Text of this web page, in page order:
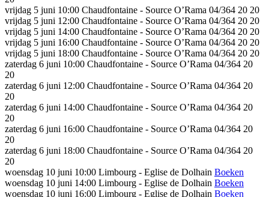
vrijdag 5 juni 10:00 Chaudfontaine - Source O’Rama 04/364 20 20
vrijdag 5 juni 12:00 Chaudfontaine - Source O’Rama 04/364 20 20
vrijdag 5 juni 14:00 Chaudfontaine - Source O’Rama 04/364 20 20
vrijdag 5 juni 16:00 Chaudfontaine - Source O’Rama 04/364 20 20
vrijdag 5 juni 18:00 Chaudfontaine - Source O’Rama 04/364 20 20
zaterdag 6 juni 10:00 Chaudfontaine - Source O’Rama 04/364 20
20
zaterdag 6 juni 12:00 Chaudfontaine - Source O’Rama 04/364 20
20
zaterdag 6 juni 14:00 Chaudfontaine - Source O’Rama 04/364 20
20
zaterdag 6 juni 16:00 Chaudfontaine - Source O’Rama 04/364 20
20
zaterdag 6 juni 18:00 Chaudfontaine - Source O’Rama 04/364 20
20
woensdag 10 juni 10:00 Limbourg - Eglise de Dolhain Boeken
woensdag 10 juni 14:00 Limbourg - Eglise de Dolhain Boeken
woensdag 10 juni 16:00 Limbourg - Eglise de Dolhain Boeken